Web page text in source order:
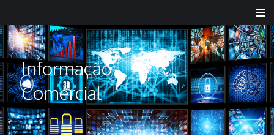
Informação
Comercial